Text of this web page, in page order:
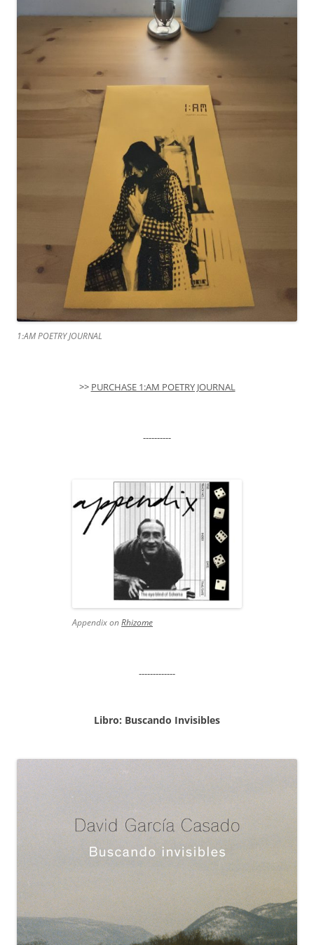
1:AM POETRY JOURNAL
>> PURCHASE 1:AM POETRY JOURNAL
----------
Appendix onRhizome
-------------
Libro: Buscando Invisibles